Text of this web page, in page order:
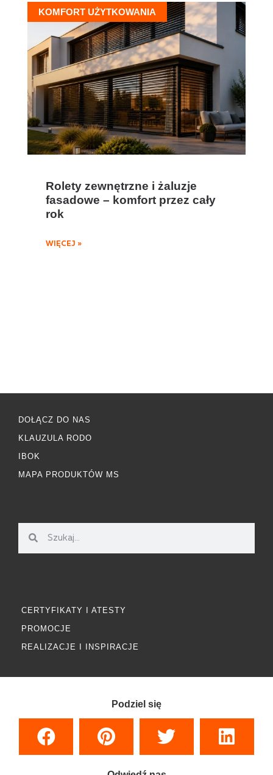
KOMFORT UŻYTKOWANIA
Rolety zewnętrzne i żaluzje
fasadowe – komfort przez cały
rok
WIĘCEJ »
DOŁĄCZ DO NAS
KLAUZULA RODO
IBOK
MAPA PRODUKTÓW MS
CERTYFIKATY I ATESTY
PROMOCJE
REALIZACJE I INSPIRACJE
Podziel się